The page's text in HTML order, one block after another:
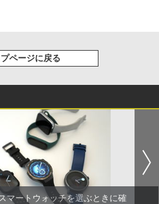
プページに戻る
マートウォッチを選ぶときに確